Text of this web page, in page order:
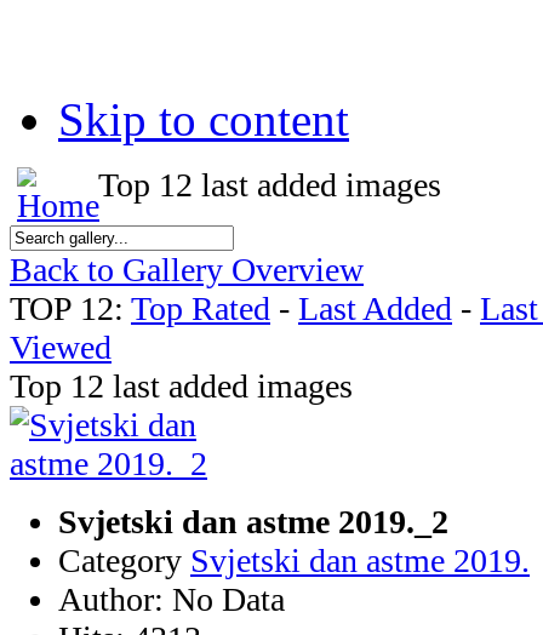
Skip to content
Top 12 last added images
Back to Gallery Overview
TOP 12: Top Rated - Last Added -
Viewed
Top 12 last added images
Svjetski dan astme 2019._2
Category Svjetski dan astme 2019.
Author: No Data